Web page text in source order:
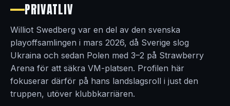
PRIVATLIV
Williot Swedberg var en del av den svenska
playoffsamlingen i mars 2026, då Sverige slog
Ukraina och sedan Polen med 3–2 på Strawberry
Arena för att säkra VM-platsen. Profilen här
fokuserar därför på hans landslagsroll i just den
truppen, utöver klubbkarriären.